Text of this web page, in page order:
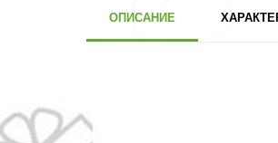
ОПИСАНИЕ